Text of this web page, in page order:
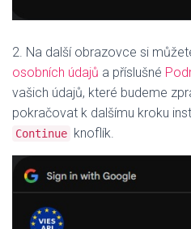
2. Na další obrazovce si
osobních údajů a příslušné
vašich údajů, které budeme
pokračovat k dalšímu kroku
Continue knoflík.